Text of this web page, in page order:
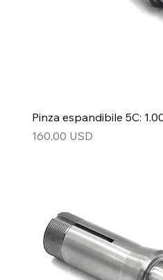
Pinza espandibile 5C:
Prezzo
160,00 USD